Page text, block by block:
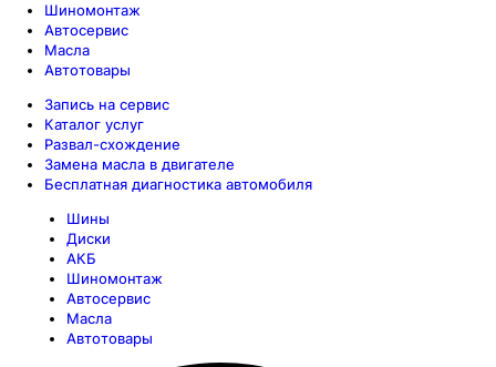
Шиномонтаж
Автосервис
Масла
Автотовары
Запись на сервис
Каталог услуг
Развал-схождение
Замена масла в двигателе
Бесплатная диагностика автомобиля
Шины
Диски
АКБ
Шиномонтаж
Автосервис
Масла
Автотовары